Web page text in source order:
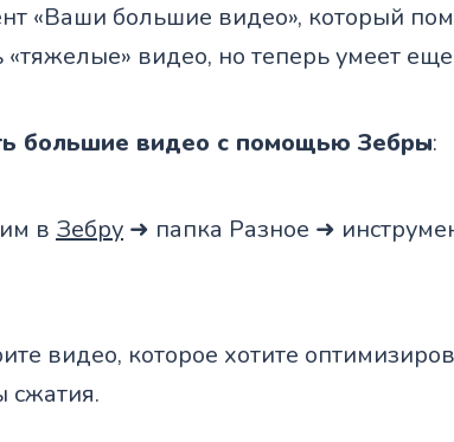
«Ваши большие видео», который
«тяжелые» видео, но теперь умеет
большие видео с помощью Зебры:
в Зебру ➜ папка Разное ➜
видео, которое хотите
сжатия.